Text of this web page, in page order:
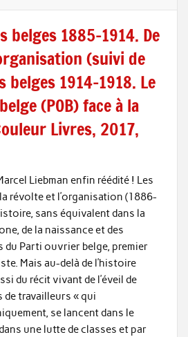
belges 1885-1914. De
(suivi de
belges 1914-1918. Le
(POB) face à la
Livres, 2017,
Liebman enfin réédité ! Les
révolte et l’organisation (1886-
sans équivalent dans la
de la naissance et des
du Parti ouvrier belge, premier
Mais au-delà de l’histoire
du récit vivant de l’éveil de
de travailleurs « qui
se lancent dans le
une lutte de classes et par